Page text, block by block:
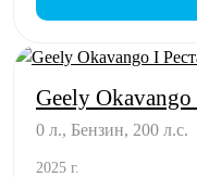
Geely
0 л., Бензин, 200 л.с.
2025 г.